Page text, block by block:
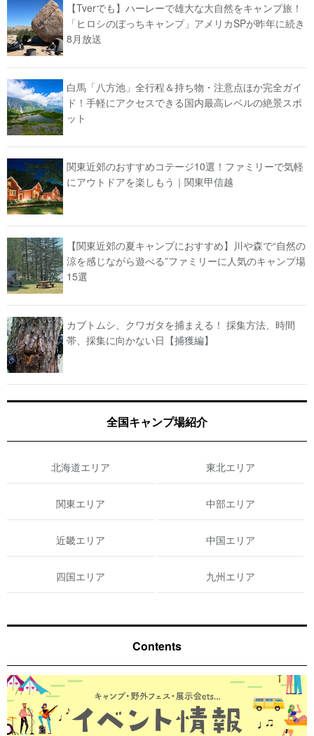
【Tverでも】ハーレーで雄大な大自然をキャンプ旅！
「ヒロシのぼっちキャンプ」アメリカSPが昨年に続き
8月放送
白馬「八方池」全行程＆持ち物・注意点ほか完全ガイ
ド！手軽にアクセスできる国内最高レベルの絶景スポ
ット
関東近郊のおすすめコテージ10選！ファミリーで気軽
にアウトドアを楽しもう｜関東甲信越
【関東近郊の夏キャンプにおすすめ】川や森で“自然の
涼を感じながら遊べる”ファミリーに人気のキャンプ場
15選
カブトムシ、クワガタを捕まえる！ 採集方法、時間
帯、採集に向かない日【捕獲編】
全国キャンプ場紹介
北海道エリア 東北エリア
関東エリア 中部エリア
近畿エリア 中国エリア
四国エリア 九州エリア
Contents